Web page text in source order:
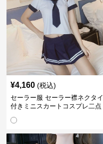
¥4,160 (税込)
セーラー服 セーラー襟ネクタイ
付きミニスカートコスプレ二点